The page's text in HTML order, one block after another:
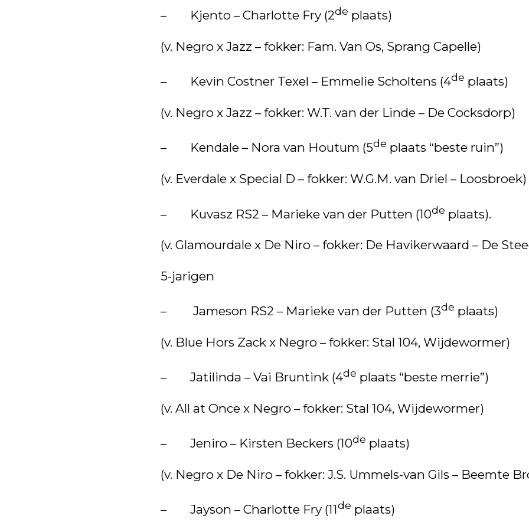
– Kjento – Charlotte Fry (2de plaats)
(v. Negro x Jazz – fokker: Fam. Van Os, Sprang Capelle)
– Kevin Costner Texel – Emmelie Scholtens (4de plaats)
(v. Negro x Jazz – fokker: W.T. van der Linde – De Cocksdorp)
– Kendale – Nora van Houtum (5de plaats “beste ruin”)
(v. Everdale x Special D – fokker: W.G.M. van Driel – Loosbroek)
– Kuvasz RS2 – Marieke van der Putten (10de plaats).
(v. Glamourdale x De Niro – fokker: De Havikerwaard – De
5-jarigen
– Jameson RS2 – Marieke van der Putten (3de plaats)
(v. Blue Hors Zack x Negro – fokker: Stal 104, Wijdewormer)
– Jatilinda – Vai Bruntink (4de plaats “beste merrie”)
(v. All at Once x Negro – fokker: Stal 104, Wijdewormer)
– Jeniro – Kirsten Beckers (10de plaats)
(v. Negro x De Niro – fokker: J.S. Ummels-van Gils – Beemte
– Jayson – Charlotte Fry (11de plaats)